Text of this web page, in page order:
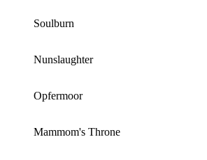
Soulburn
Nunslaughter
Opfermoor
Mammom's Throne